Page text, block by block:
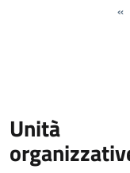
«
Unità